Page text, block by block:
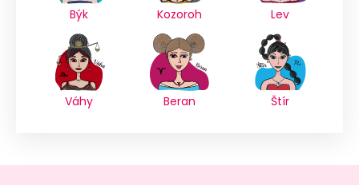
Býk Kozoroh Lev
Váhy Beran Štír